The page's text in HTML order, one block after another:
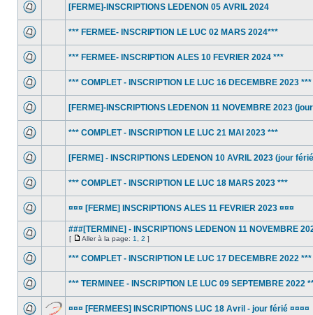
[FERME]-INSCRIPTIONS LEDENON 05 AVRIL 2024
*** FERMEE- INSCRIPTION LE LUC 02 MARS 2024***
*** FERMEE- INSCRIPTION ALES 10 FEVRIER 2024 ***
*** COMPLET - INSCRIPTION LE LUC 16 DECEMBRE 2023 ***
[FERME]-INSCRIPTIONS LEDENON 11 NOVEMBRE 2023
*** COMPLET - INSCRIPTION LE LUC 21 MAI 2023 ***
[FERME] - INSCRIPTIONS LEDENON 10 AVRIL 2023 (jour
*** COMPLET - INSCRIPTION LE LUC 18 MARS 2023 ***
¤¤¤ [FERME] INSCRIPTIONS ALES 11 FEVRIER 2023 ¤¤¤
###[TERMINE] - INSCRIPTIONS LEDENON 11 NOVEMBRE
[ Aller à la page: 1 2 ]
*** COMPLET - INSCRIPTION LE LUC 17 DECEMBRE 2022 ***
*** TERMINEE - INSCRIPTION LE LUC 09 SEPTEMBRE 2022
¤¤¤ [FERMEES] INSCRIPTIONS LUC 18 Avril - jour férié ¤¤¤¤